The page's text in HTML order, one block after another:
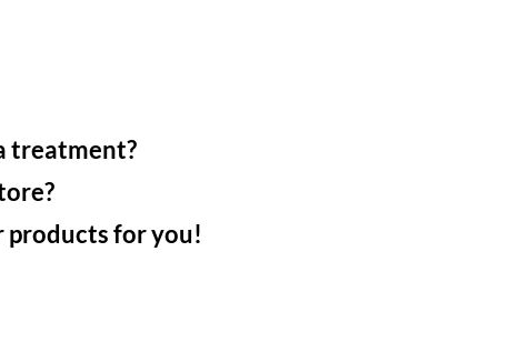
treatment?
products for you!